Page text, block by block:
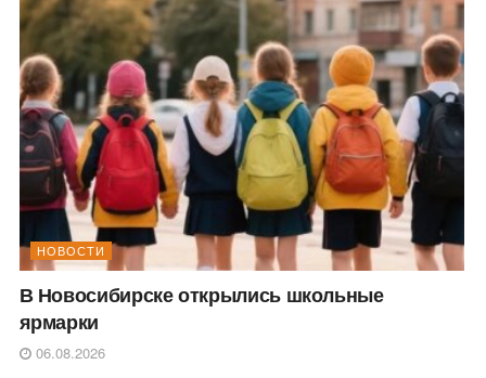
НОВОСТИ
В Новосибирске открылись школьные
ярмарки
06.08.2026